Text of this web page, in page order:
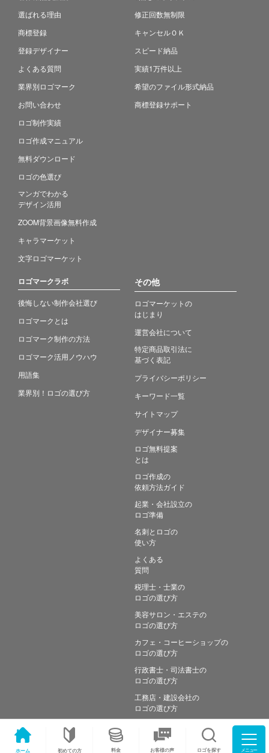
ホーム 初めての方 料金 お客様の声 ロゴを探す メニュー
選ばれる理由
商標登録
登録デザイナー
よくある質問
業界別ロゴマーク
お問い合わせ
ロゴ制作実績
ロゴ作成マニュアル
無料ダウンロード
ロゴの色選び
マンガでわかる
デザイン活用
ZOOM背景画像無料作成
キャラマーケット
文字ロゴマーケット
修正回数無制限
キャンセルＯＫ
スピード納品
実績1万件以上
希望のファイル形式納品
商標登録サポート
ロゴマークラボ
後悔しない制作会社選び
ロゴマークとは
ロゴマーク制作の方法
ロゴマーク活用ノウハウ
用語集
業界別！ロゴの選び方
その他
ロゴマーケットの
はじまり
運営会社について
特定商品取引法に
基づく表記
プライバシーポリシー
キーワード一覧
サイトマップ
デザイナー募集
ロゴ無料提案
とは
ロゴ作成の
依頼方法ガイド
起業・会社設立の
ロゴ準備
名刺とロゴの
使い方
よくある
質問
税理士・士業の
ロゴの選び方
美容サロン・エステの
ロゴの選び方
カフェ・コーヒーショップの
ロゴの選び方
行政書士・司法書士の
ロゴの選び方
工務店・建設会社の
ロゴの選び方